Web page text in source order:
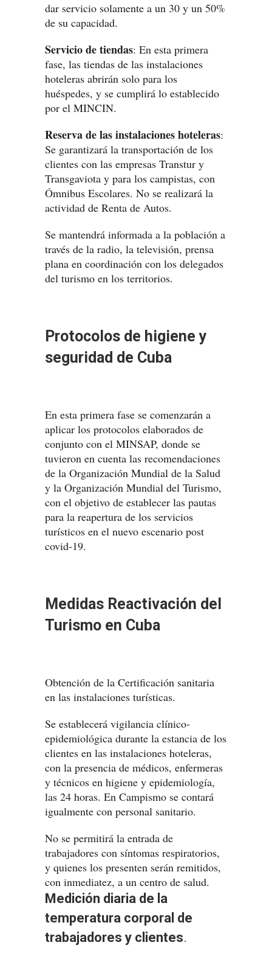
dar servicio solamente a un 30 y un 50%
de su capacidad.
Servicio de tiendas: En esta primera
fase, las tiendas de las instalaciones
hoteleras abrirán solo para los
huéspedes, y se cumplirá lo establecido
por el MINCIN.
Reserva de las instalaciones hoteleras:
Se garantizará la transportación de los
clientes con las empresas Transtur y
Transgaviota y para los campistas, con
Ómnibus Escolares. No se realizará la
actividad de Renta de Autos.
Se mantendrá informada a la población a
través de la radio, la televisión, prensa
plana en coordinación con los delegados
del turismo en los territorios.
Protocolos de higiene y
seguridad de Cuba
En esta primera fase se comenzarán a
aplicar los protocolos elaborados de
conjunto con el MINSAP, donde se
tuvieron en cuenta las recomendaciones
de la Organización Mundial de la Salud
y la Organización Mundial del Turismo,
con el objetivo de establecer las pautas
para la reapertura de los servicios
turísticos en el nuevo escenario post
covid-19.
Medidas Reactivación del
Turismo en Cuba
Obtención de la Certificación sanitaria
en las instalaciones turísticas.
Se establecerá vigilancia clínico-
epidemiológica durante la estancia de los
clientes en las instalaciones hoteleras,
con la presencia de médicos, enfermeras
y técnicos en higiene y epidemiología,
las 24 horas. En Campismo se contará
igualmente con personal sanitario.
No se permitirá la entrada de
trabajadores con síntomas respiratorios,
y quienes los presenten serán remitidos,
con inmediatez, a un centro de salud.
Medición diaria de la
temperatura corporal de
trabajadores y clientes.